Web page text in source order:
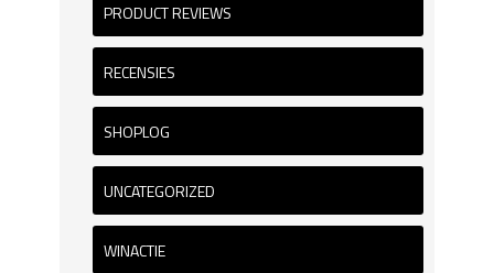
PRODUCT REVIEWS
RECENSIES
SHOPLOG
UNCATEGORIZED
WINACTIE